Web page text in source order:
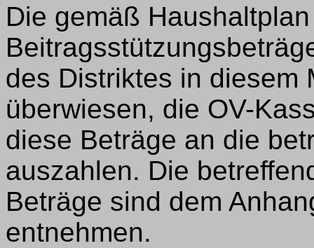
Die gemäß
des Distriktes in diesem
überwiesen, die OV-
diese Beträge an die
auszahlen. Die
Beträge sind dem
entnehmen.